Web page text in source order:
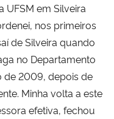
UFSM em Silveira
nos primeiros
de Silveira quando
no Departamento
de 2009, depois de
Minha volta a este
efetiva, fechou